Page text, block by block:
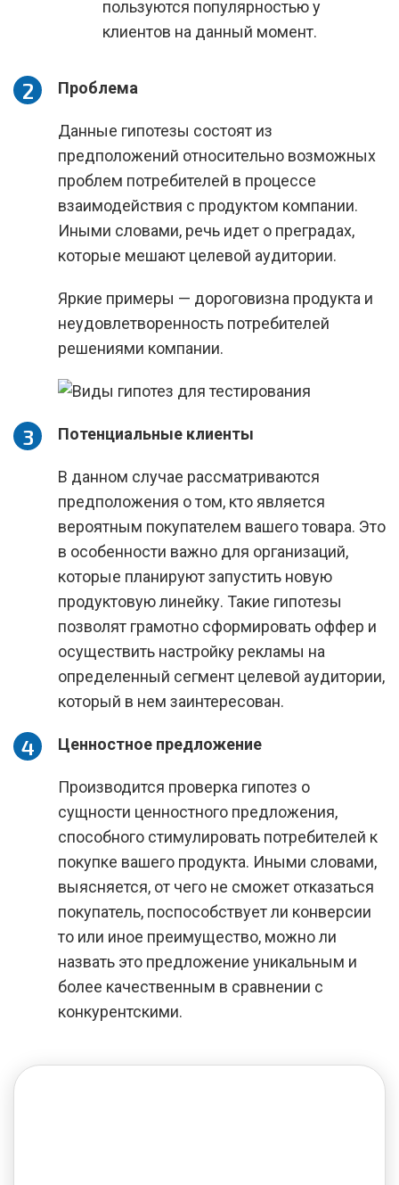
пользуются популярностью у
клиентов на данный момент.
Проблема
Данные гипотезы состоят из
предположений относительно возможных
проблем потребителей в процессе
взаимодействия с продуктом компании.
Иными словами, речь идет о преградах,
которые мешают целевой аудитории.
Яркие примеры — дороговизна продукта и
неудовлетворенность потребителей
решениями компании.
Потенциальные клиенты
В данном случае рассматриваются
предположения о том, кто является
вероятным покупателем вашего товара. Это
в особенности важно для организаций,
которые планируют запустить новую
продуктовую линейку. Такие гипотезы
позволят грамотно сформировать оффер и
осуществить настройку рекламы на
определенный сегмент целевой аудитории,
который в нем заинтересован.
Ценностное предложение
Производится проверка гипотез о
сущности ценностного предложения,
способного стимулировать потребителей к
покупке вашего продукта. Иными словами,
выясняется, от чего не сможет отказаться
покупатель, поспособствует ли конверсии
то или иное преимущество, можно ли
назвать это предложение уникальным и
более качественным в сравнении с
конкурентскими.